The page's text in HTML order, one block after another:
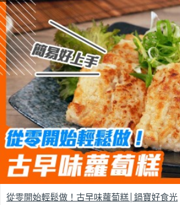
從零開始輕鬆做！古早味蘿蔔糕│鍋寶好食光